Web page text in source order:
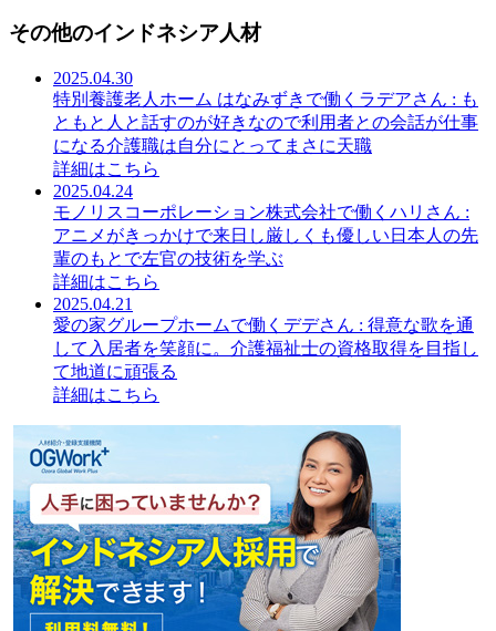
その他のインドネシア人材
2025.04.30
特別養護老人ホーム はなみずきで働くラデアさん : も
ともと人と話すのが好きなので利用者との会話が仕事
になる介護職は自分にとってまさに天職
詳細はこちら
2025.04.24
モノリスコーポレーション株式会社で働くハリさん :
アニメがきっかけで来日し厳しくも優しい日本人の先
輩のもとで左官の技術を学ぶ
詳細はこちら
2025.04.21
愛の家グループホームで働くデデさん : 得意な歌を通
して入居者を笑顔に。介護福祉士の資格取得を目指し
て地道に頑張る
詳細はこちら